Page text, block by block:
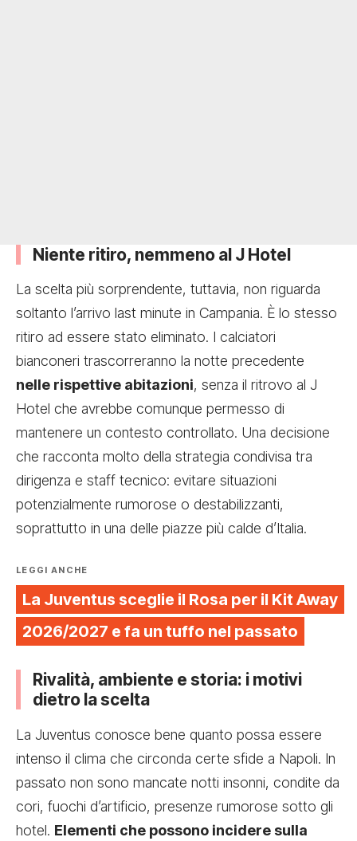
Niente ritiro, nemmeno al J Hotel
La scelta più sorprendente, tuttavia, non riguarda
soltanto l’arrivo last minute in Campania. È lo stesso
ritiro ad essere stato eliminato. I calciatori
bianconeri trascorreranno la notte precedente
nelle rispettive abitazioni, senza il ritrovo al J
Hotel che avrebbe comunque permesso di
mantenere un contesto controllato. Una decisione
che racconta molto della strategia condivisa tra
dirigenza e staff tecnico: evitare situazioni
potenzialmente rumorose o destabilizzanti,
soprattutto in una delle piazze più calde d’Italia.
LEGGI ANCHE
La Juventus sceglie il Rosa per il Kit Away
2026/2027 e fa un tuffo nel passato
Rivalità, ambiente e storia: i motivi
dietro la scelta
La Juventus conosce bene quanto possa essere
intenso il clima che circonda certe sfide a Napoli. In
passato non sono mancate notti insonni, condite da
cori, fuochi d’artificio, presenze rumorose sotto gli
hotel. Elementi che possono incidere sulla